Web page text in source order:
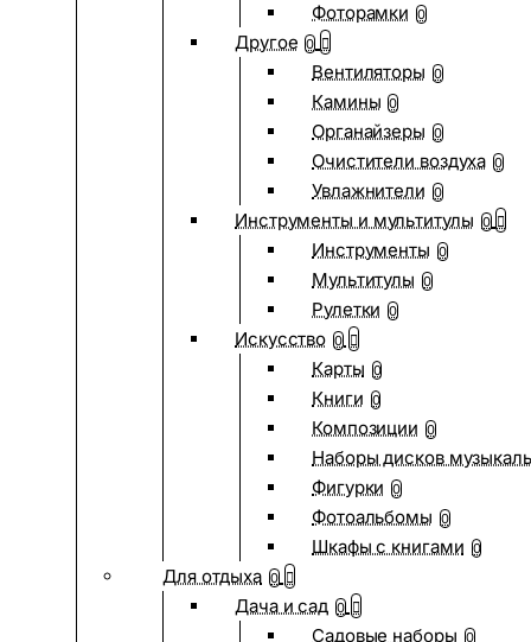
Фоторамки 0
Другое 0
Вентиляторы 0
Камины 0
Органайзеры 0
Очистители воздуха 0
Увлажнители 0
Инструменты и мультитулы 0
Инструменты 0
Мультитулы 0
Рулетки 0
Искусство 0
Карты 0
Книги 0
Композиции 0
Наборы дисков
Фигурки 0
Фотоальбомы 0
Шкафы с книгами 0
Для отдыха 0
Дача и сад 0
Садовые наборы 0